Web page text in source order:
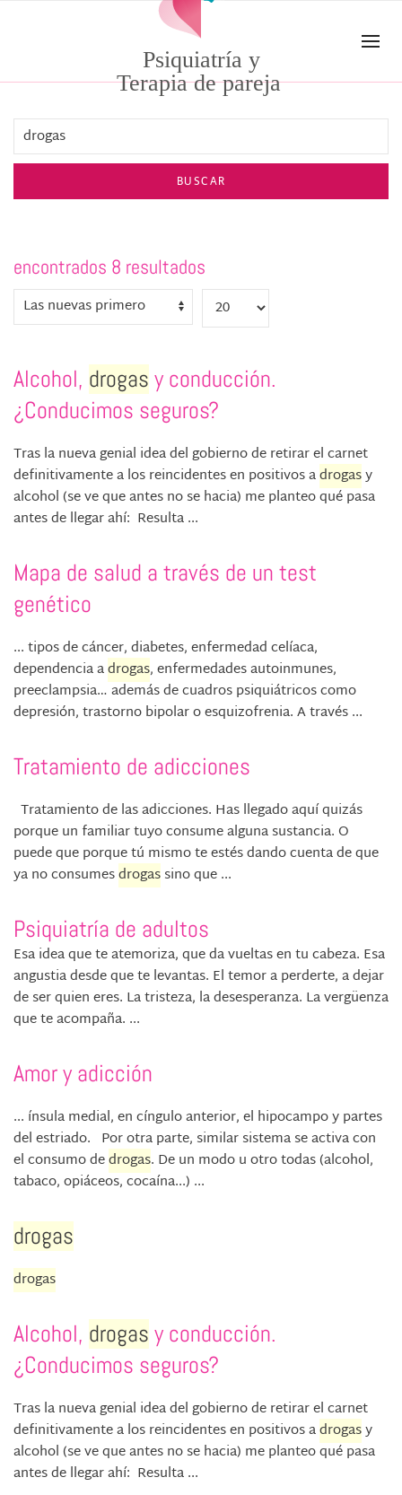
Skip to main contentPsiquiatría y
Terapia de pareja
BUSCAR
encontrados 8 resultados
Alcohol, drogas y conducción.
¿Conducimos seguros?
Tras la nueva genial idea del gobierno de retirar el carnet
definitivamente a los reincidentes en positivos adrogasy
alcohol (se ve que antes no se hacia) me planteo qué pasa
antes de llegar ahí: Resulta ...
Mapa de salud a través de un test
genético
... tipos de cáncer, diabetes, enfermedad celíaca,
dependencia adrogas, enfermedades autoinmunes,
preeclampsia… además de cuadros psiquiátricos como
depresión, trastorno bipolar o esquizofrenia. A través ...
Tratamiento de adicciones
Tratamiento de las adicciones. Has llegado aquí quizás
porque un familiar tuyo consume alguna sustancia. O
puede que porque tú mismo te estés dando cuenta de que
ya no consumesdrogassino que ...
Psiquiatría de adultos
Esa idea que te atemoriza, que da vueltas en tu cabeza. Esa
angustia desde que te levantas. El temor a perderte, a dejar
de ser quien eres. La tristeza, la desesperanza. La vergüenza
que te acompaña. ...
Amor y adicción
... ínsula medial, en cíngulo anterior, el hipocampo y partes
del estriado. Por otra parte, similar sistema se activa con
el consumo dedrogas. De un modo u otro todas (alcohol,
tabaco, opiáceos, cocaína...) ...
drogas
drogas
Alcohol, drogas y conducción.
¿Conducimos seguros?
Tras la nueva genial idea del gobierno de retirar el carnet
definitivamente a los reincidentes en positivos adrogasy
alcohol (se ve que antes no se hacia) me planteo qué pasa
antes de llegar ahí: Resulta ...